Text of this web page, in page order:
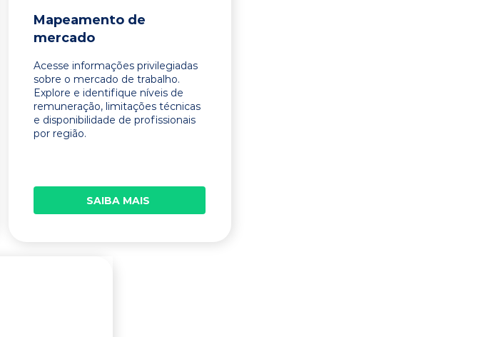
Mapeamento de
mercado
Acesse informações privilegiadas
sobre o mercado de trabalho.
Explore e identifique níveis de
remuneração, limitações técnicas
e disponibilidade de profissionais
por região.
SAIBA MAIS